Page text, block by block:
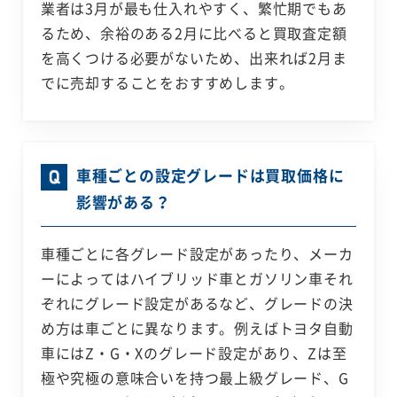
業者は3月が最も仕入れやすく、繁忙期でもあ
るため、余裕のある2月に比べると買取査定額
を高くつける必要がないため、出来れば2月ま
でに売却することをおすすめします。
車種ごとの設定グレードは買取価格に
影響がある？
車種ごとに各グレード設定があったり、メーカ
ーによってはハイブリッド車とガソリン車それ
ぞれにグレード設定があるなど、グレードの決
め方は車ごとに異なります。例えばトヨタ自動
車にはZ・G・Xのグレード設定があり、Zは至
極や究極の意味合いを持つ最上級グレード、G